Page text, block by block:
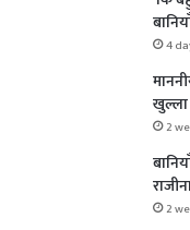
4
खुल्ला
2
2